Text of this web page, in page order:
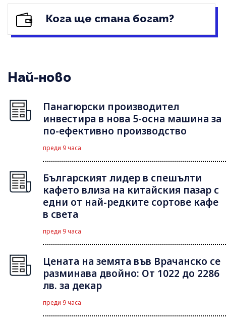
Кога ще стана богат?
Най-ново
Панагюрски производител
инвестира в нова 5-осна машина за
по-ефективно производство
преди 9 часа
Българският лидер в спешълти
кафето влиза на китайския пазар с
едни от най-редките сортове кафе
в света
преди 9 часа
Цената на земята във Врачанско се
разминава двойно: От 1022 до 2286
лв. за декар
преди 9 часа